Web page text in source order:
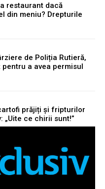
restaurant dacă
din meniu? Drepturile
de Poliția Rutieră,
a avea permisul
prăjiți și fripturilor
„Uite ce chirii sunt!”